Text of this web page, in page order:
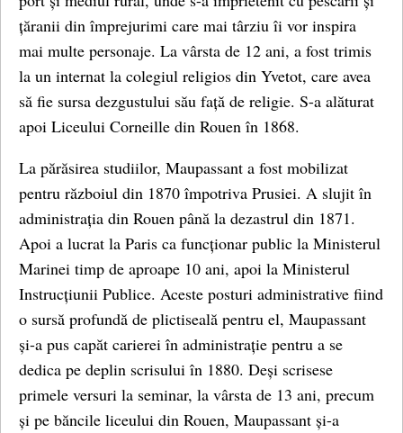
țăranii din împrejurimi care mai târziu îi vor inspira
mai multe personaje. La vârsta de 12 ani, a fost trimis
la un internat la colegiul religios din Yvetot, care avea
să fie sursa dezgustului său față de religie. S-a alăturat
apoi Liceului Corneille din Rouen în 1868.
La părăsirea studiilor, Maupassant a fost mobilizat
pentru războiul din 1870 împotriva Prusiei. A slujit în
administrația din Rouen până la dezastrul din 1871.
Apoi a lucrat la Paris ca funcționar public la Ministerul
Marinei timp de aproape 10 ani, apoi la Ministerul
Instrucțiunii Publice. Aceste posturi administrative fiind
o sursă profundă de plictiseală pentru el, Maupassant
și-a pus capăt carierei în administrație pentru a se
dedica pe deplin scrisului în 1880. Deși scrisese
primele versuri la seminar, la vârsta de 13 ani, precum
și pe băncile liceului din Rouen, Maupassant și-a